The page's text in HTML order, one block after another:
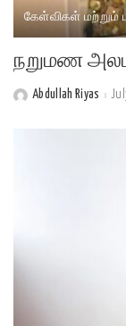
கேள்விகள் மற்றும்
நறுமண
PostedAbdullah Riyas